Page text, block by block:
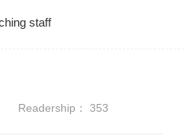
staff
Readership：353